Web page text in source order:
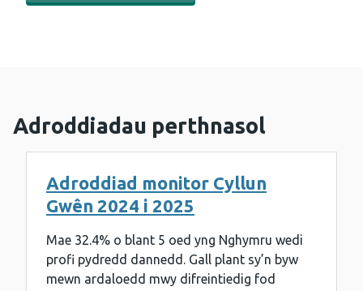
Adroddiadau perthnasol
Adroddiad monitor Cyllun
Gwên 2024 i 2025
Mae 32.4% o blant 5 oed yng Nghymru wedi
profi pydredd dannedd. Gall plant sy’n byw
mewn ardaloedd mwy difreintiedig fod